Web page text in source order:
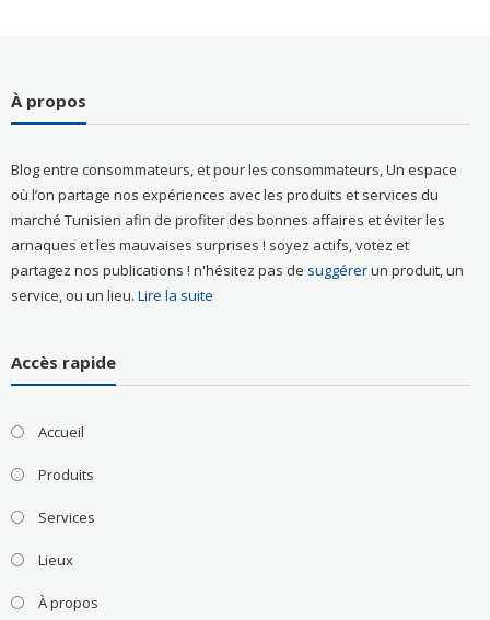
À propos
Blog entre consommateurs, et pour les consommateurs, Un espace
où l’on partage nos expériences avec les produits et services du
marché Tunisien afin de profiter des bonnes affaires et éviter les
arnaques et les mauvaises surprises ! soyez actifs, votez et
partagez nos publications ! n'hésitez pas de suggérerun produit, un
service, ou un lieu. Lire la suite
Accès rapide
Accueil
Produits
Services
Lieux
À propos